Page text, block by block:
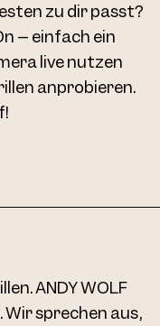
zu dir passt?
– einfach ein
live nutzen
anprobieren.
ANDY WOLF
sprechen aus,